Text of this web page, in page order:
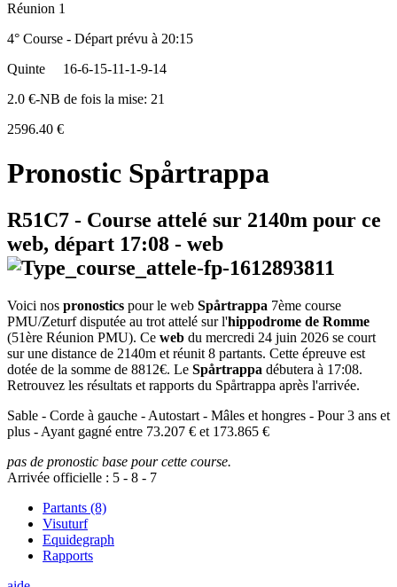
Réunion 1
4° Course - Départ prévu à 20:15
Quinte
16-6-15-11-1-9-14
2.0 €-NB de fois la mise: 21
2596.40 €
Pronostic Spårtrappa
R51C7 - Course attelé sur 2140m pour ce
web, départ 17:08 - web
Voici nos pronostics pour le web Spårtrappa 7ème course
PMU/Zeturf disputée au trot attelé sur l'hippodrome de Romme
(51ère Réunion PMU). Ce web du mercredi 24 juin 2026 se court
sur une distance de 2140m et réunit 8 partants. Cette épreuve est
dotée de la somme de 8812€. Le Spårtrappa débutera à 17:08.
Retrouvez les résultats et rapports du Spårtrappa après l'arrivée.
Sable - Corde à gauche - Autostart - Mâles et hongres - Pour 3 ans et
plus - Ayant gagné entre 73.207 € et 173.865 €
pas de pronostic base pour cette course.
Arrivée officielle : 5 - 8 - 7
Partants (8)
Visuturf
Equidegraph
Rapports